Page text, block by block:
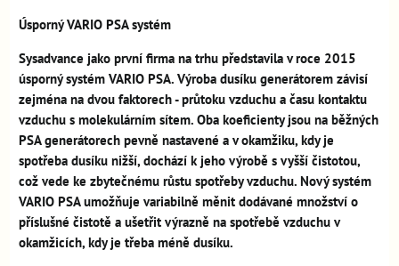
Úsporný VARIO PSA systém
Sysadvance jako první firma na trhu představila v roce 2015
úsporný systém VARIO PSA. Výroba dusíku generátorem závisí
zejména na dvou faktorech - průtoku vzduchu a času kontaktu
vzduchu s molekulárním sítem. Oba koeficienty jsou na běžných
PSA generátorech pevně nastavené a v okamžiku, kdy je
spotřeba dusíku nižší, dochází k jeho výrobě s vyšší čistotou,
což vede ke zbytečnému růstu spotřeby vzduchu. Nový systém
VARIO PSA umožňuje variabilně měnit dodávané množství o
příslušné čistotě a ušetřit výrazně na spotřebě vzduchu v
okamžicích, kdy je třeba méně dusíku.